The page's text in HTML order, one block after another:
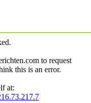
to request
this is an error.
at: